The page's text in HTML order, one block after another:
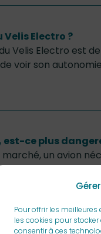
Pour offrir les
les cookies pour
consentir à ces
Electro ?
Velis Electro est
voir son
ce plus
un avion
série de tests
qu’un avion